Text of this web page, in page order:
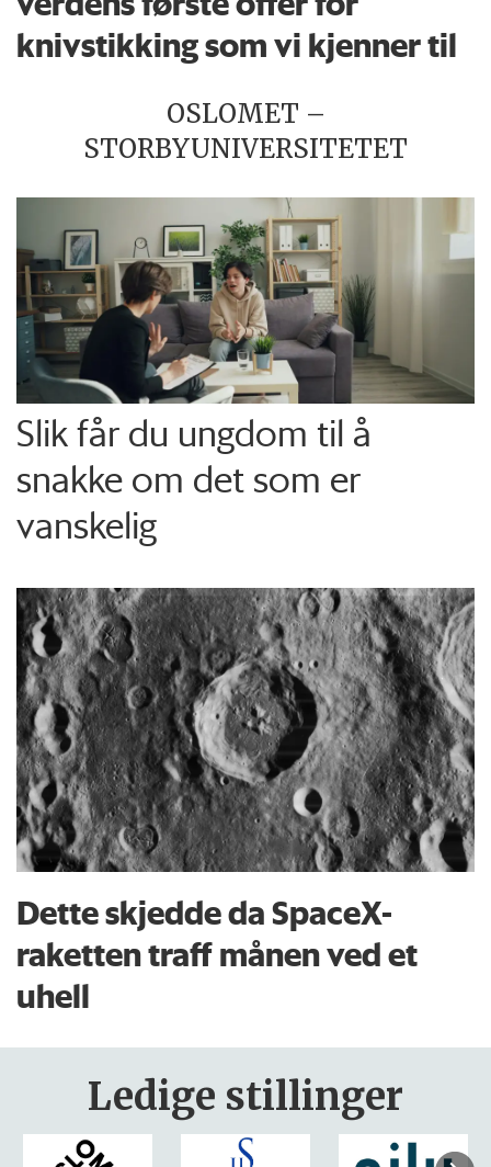
knivstikking som vi kjenner til
OSLOMET –
STORBYUNIVERSITETET
Slik får du ungdom til å
snakke om det som er
vanskelig
Dette skjedde da SpaceX-
raketten traff månen ved et
uhell
Ledige stillinger